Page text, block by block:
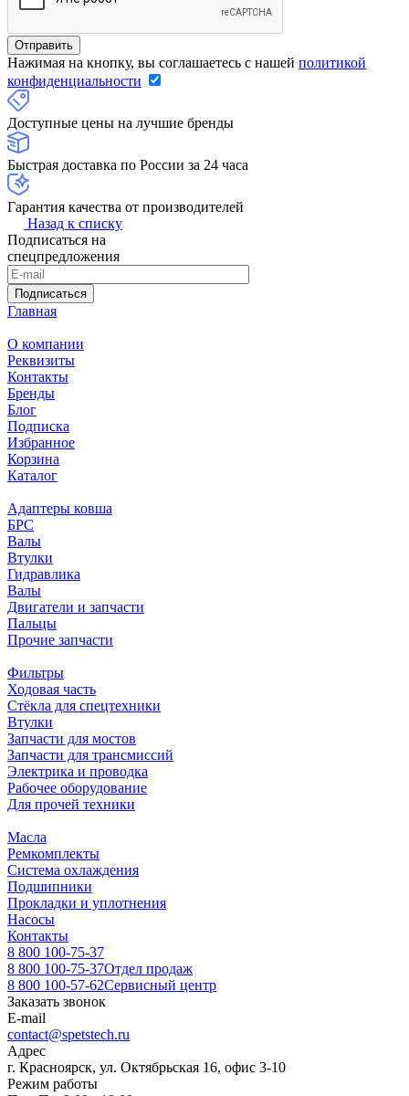
Нажимая на кнопку, вы соглашаетесь с нашей политикой
конфиденциальности
Доступные цены на лучшие бренды
Быстрая доставка по России за 24 часа
Гарантия качества от производителей
Назад к списку
Подписаться на
спецпредложения
Подписаться
Главная
О компании
Реквизиты
Контакты
Бренды
Блог
Подписка
Избранное
Корзина
Каталог
Адаптеры ковша
БРС
Валы
Втулки
Гидравлика
Валы
Двигатели и запчасти
Пальцы
Прочие запчасти
Фильтры
Ходовая часть
Стёкла для спецтехники
Втулки
Запчасти для мостов
Запчасти для трансмиссий
Электрика и проводка
Рабочее оборудование
Для прочей техники
Масла
Ремкомплекты
Система охлаждения
Подшипники
Прокладки и уплотнения
Насосы
Контакты
8 800 100-75-37
8 800 100-75-37Отдел продаж
8 800 100-57-62Сервисный центр
Заказать звонок
E-mail
contact@spetstech.ru
Адрес
г. Красноярск, ул. Октябрьская 16, офис 3-10
Режим работы